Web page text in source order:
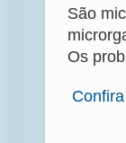
São
Os